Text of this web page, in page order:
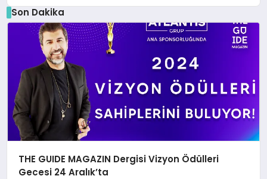
Son Dakika
THE GUIDE MAGAZIN Dergisi Vizyon Ödülleri
Gecesi 24 Aralık’ta